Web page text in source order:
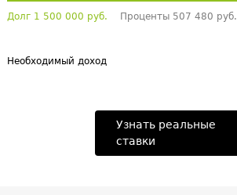
Долг 1 500 000 руб. Проценты 507 480 руб.
Необходимый доход
Узнать реальные
ставки